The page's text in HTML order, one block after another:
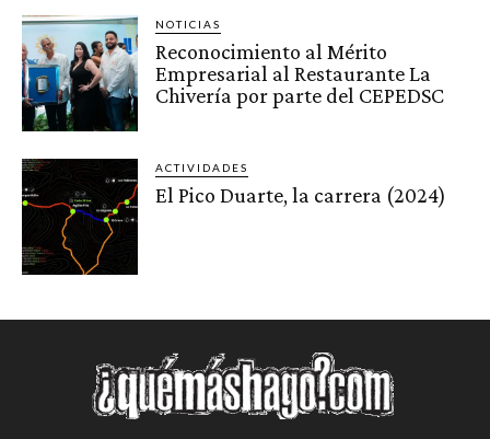
NOTICIAS
Reconocimiento al Mérito
Empresarial al Restaurante La
Chivería por parte del CEPEDSC
ACTIVIDADES
El Pico Duarte, la carrera (2024)